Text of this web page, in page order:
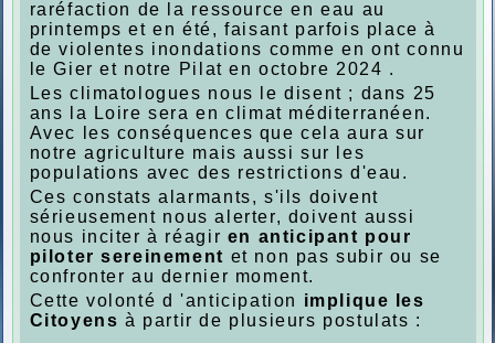
raréfaction de la ressource en eau au
printemps et en été, faisant parfois place à
de violentes inondations comme en ont connu
le Gier et notre Pilat en octobre 2024 .
Les climatologues nous le disent ; dans 25
ans la Loire sera en climat méditerranéen.
Avec les conséquences que cela aura sur
notre agriculture mais aussi sur les
populations avec des restrictions d'eau.
Ces constats alarmants, s'ils doivent
sérieusement nous alerter, doivent aussi
nous inciter à réagir en anticipant pour
piloter sereinement et non pas subir ou se
confronter au dernier moment.
Cette volonté d 'anticipation implique les
Citoyens à partir de plusieurs postulats :